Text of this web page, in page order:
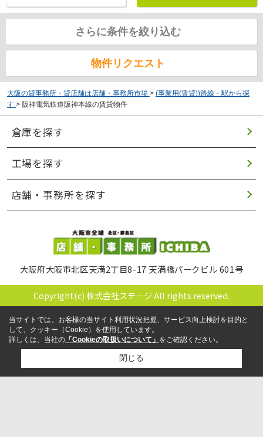
さらに条件を絞り込む
物件リクエスト
大阪の貸事務所・貸店舗は店舗・事務所市場 > (事業用(賃貸))路線・駅から探
す > 阪神電気鉄道阪神本線の賃貸物件
倉庫を探す
工場を探す
店舗・事務所を探す
大阪府大阪市北区天満2丁目8-17 天満橋パークビル 601号
Copyright(c) 株式会社ステージ All rights reserved.
当サイトでは、お客様の当サイト利用状況把握、サービス向上検討を目的と
して、クッキー（Cookie）を使用しています。
詳しくは、当社の 「Cookieの取扱いについて」 をご確認ください。
閉じる